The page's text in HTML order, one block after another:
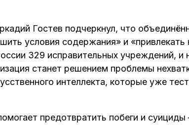
Гостев подчеркнул, что
условия содержания» и
329 исправительных учреждений,
станет решением проблемы
интеллекта, которые уже
предотвратить побеги и